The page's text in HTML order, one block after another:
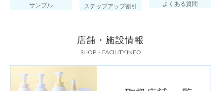
サンプル ステップアップ割引 よくある質問
店舗・施設情報
SHOP・FACILITY INFO